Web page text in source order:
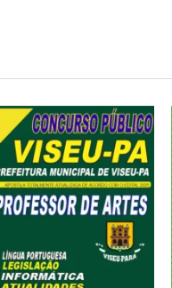
Add to
wishlist